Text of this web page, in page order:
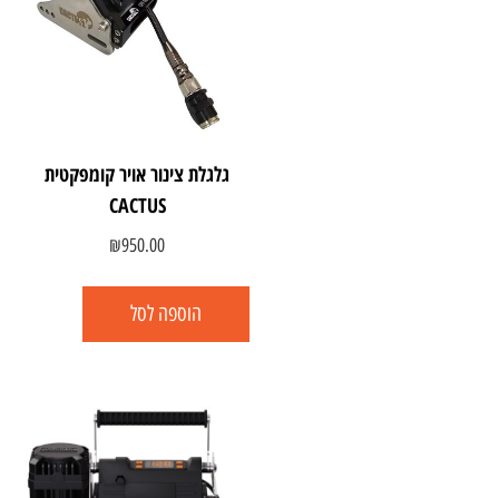
גלגלת צינור אויר קומפקטית
CACTUS
₪950.00
הוספה לסל